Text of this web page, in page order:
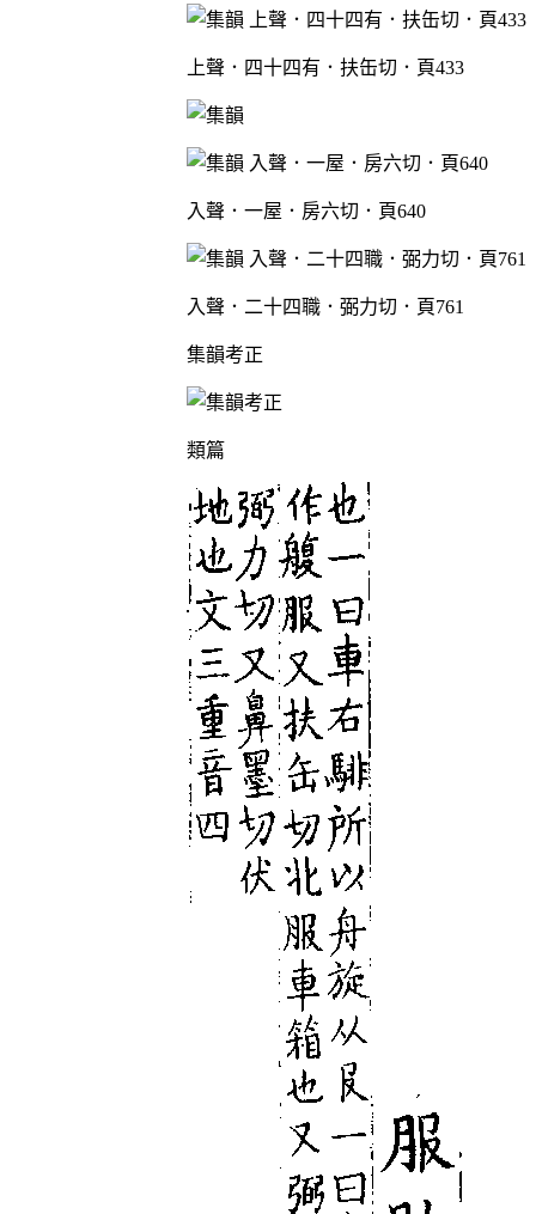
上聲．四十四有．扶缶切．頁433
入聲．一屋．房六切．頁640
入聲．二十四職．弼力切．頁761
集韻考正
類篇